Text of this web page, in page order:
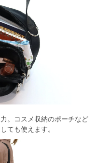
。コスメ収納のポーチなど
ても使えます。